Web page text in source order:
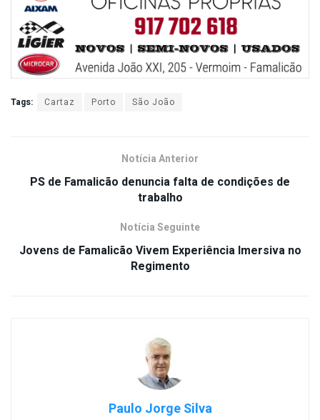
Tags: Cartaz Porto São João
Notícia Anterior
PS de Famalicão denuncia falta de condições de
trabalho
Notícia Seguinte
Jovens de Famalicão Vivem Experiência Imersiva no
Regimento
Paulo Jorge Silva